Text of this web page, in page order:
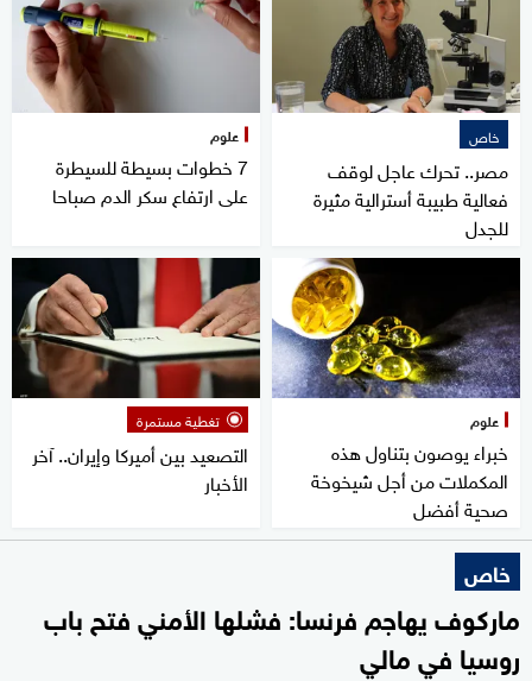
خاص
مصر.. تحرك عاجل لوقف
فعالية طبيبة أسترالية مثيرة
للجدل
علوم
7 خطوات بسيطة للسيطرة
على ارتفاع سكر الدم صباحا
علوم
خبراء يوصون بتناول هذه
المكملات من أجل شيخوخة
صحية أفضل
تغطية مستمرة
التصعيد بين أميركا وإيران.. آخر
الأخبار
خاص
ماركوف يهاجم فرنسا: فشلها الأمني فتح باب
روسيا في مالي